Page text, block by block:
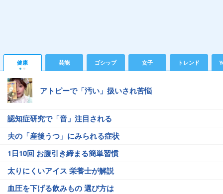
健康 芸能 ゴシップ 女子 トレンド
アトピーで「汚い」扱いされ苦悩
認知症研究で「音」注目される
夫の「産後うつ」にみられる症状
1日10回 お腹引き締まる簡単習慣
太りにくいアイス 栄養士が解説
血圧を下げる飲みもの 選び方は